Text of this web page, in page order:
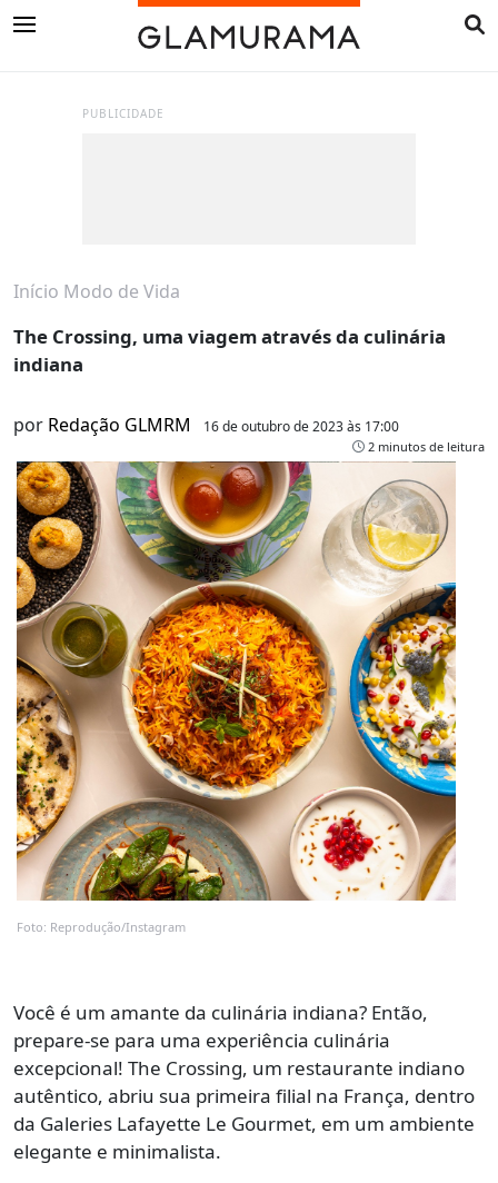
PUBLICIDADE
Início Modo de Vida
The Crossing, uma viagem através da culinária
indiana
por Redação GLMRM 16 de outubro de 2023 às 17:00
2 minutos de leitura
Foto: Reprodução/Instagram
Você é um amante da culinária indiana? Então,
prepare-se para uma experiência culinária
excepcional! The Crossing, um restaurante indiano
autêntico, abriu sua primeira filial na França, dentro
da Galeries Lafayette Le Gourmet, em um ambiente
elegante e minimalista.